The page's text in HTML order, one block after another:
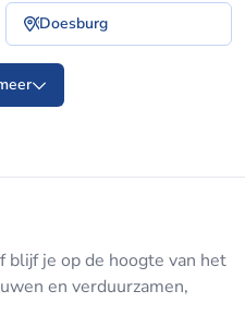
Doesburg
blijf je op de hoogte van het
en verduurzamen,